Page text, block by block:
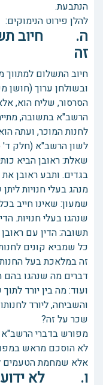
הנתבעת.
להלן פירוט הנימוקים:
ה. חיוב
זה
חיוב התשלום למתווך
ובשולחן ערוך
הסרסור, שליח הוא,
הרשב"א בתשובה,
לחנות המוכר, ועתה
לשון הרשב"א (חלק ד'
שאלת: ראובן הביא
בגדים. ותבע ראובן
מנהג בעלי חנויות
שמעון: שאינו חייב
שנהגו בעלי חנויות.
תשובה: הדין עם
כל שמביא קונים
זה במלאכת בעל
דברים מה שנהגו בהם
ועוד: מה בין יורד
והשביחה, ליורד
שכר על זה?
מפורש בדברי
לא הוסכם מראש
אלא שמחמת הטעמים
ו. לא ידוע